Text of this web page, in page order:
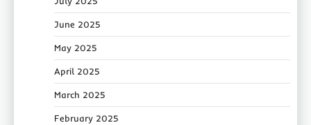
June 2025
May 2025
April 2025
March 2025
February 2025